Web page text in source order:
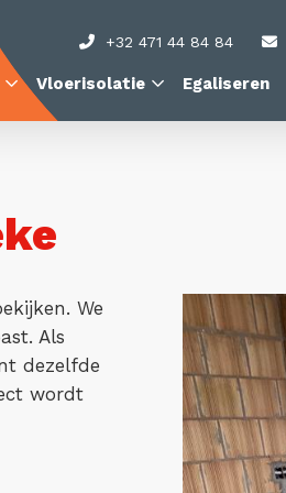
+32 471 44 84 84
Vloerisolatie Egaliseren
We
Als
dezelfde
wordt